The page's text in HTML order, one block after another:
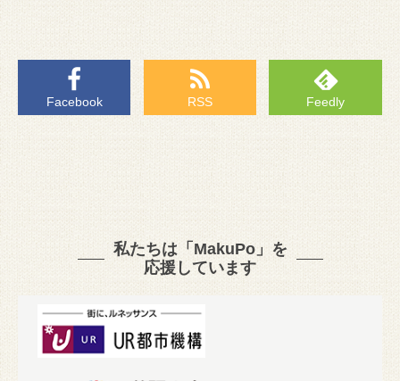
Facebook RSS Feedly
私たちは「MakuPo」を
応援しています